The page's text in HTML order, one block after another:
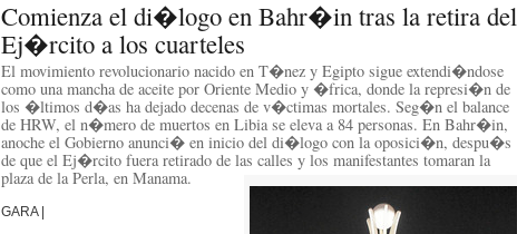
Comienza el di�logo en Bahr�in tras la retira del
Ej�rcito a los cuarteles
El movimiento revolucionario nacido en T�nez y Egipto sigue extendi�ndose
como una mancha de aceite por Oriente Medio y �frica, donde la represi�n de
los �ltimos d�as ha dejado decenas de v�ctimas mortales. Seg�n el balance
de HRW, el n�mero de muertos en Libia se eleva a 84 personas. En Bahr�in,
anoche el Gobierno anunci� en inicio del di�logo con la oposici�n, despu�s
de que el Ej�rcito fuera retirado de las calles y los manifestantes tomaran la
plaza de la Perla, en Manama.
GARA |